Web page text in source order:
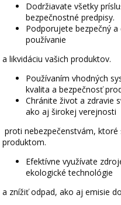
Dodržiavate všetky
bezpečnostné predpisy.
Podporujete bezpečný
používanie
a likvidáciu vašich produktov.
Používaním vhodných
kvalita a bezpečnosť
Chránite život a zdravie
ako aj širokej verejnosti
proti nebezpečenstvám,
produktom.
Efektívne využívate
ekologické technológie
a znížiť odpad, ako aj emisie